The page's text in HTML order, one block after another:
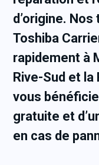
d’origine.
Toshiba
rapidement à
Rive-Sud et la
vous
gratuite et
en cas de